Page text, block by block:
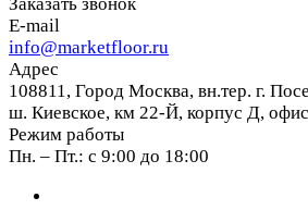
Заказать звонок
E-mail
info@marketfloor.ru
Адрес
108811, Город Москва, вн.тер. г.
ш. Киевское, км 22-Й, корпус Д,
Режим работы
Пн. – Пт.: с 9:00 до 18:00